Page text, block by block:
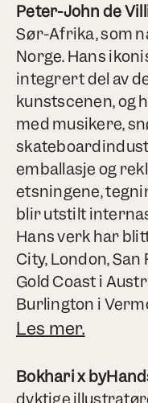
Peter-John de
Sør-Afrika, som
Norge. Hans
integrert del av
kunstscenen, og
med musikere,
emballasje og
etsningene,
blir utstilt
Hans verk har
City, London,
Gold Coast i
Burlington i
Les mer.
Bokhari x